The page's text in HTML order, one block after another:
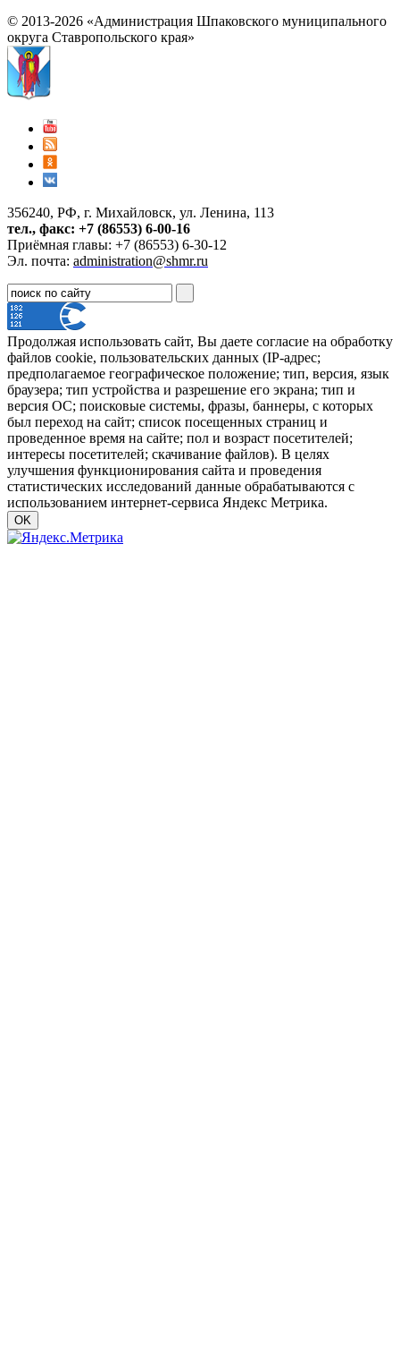
© 2013-2026 «Администрация Шпаковского муниципального
округа Ставропольского края»
356240, РФ, г. Михайловск, ул. Ленина, 113
тел., факс: +7 (86553) 6-00-16
Приёмная главы: +7 (86553) 6-30-12
Эл. почта: administration@shmr.ru
Продолжая использовать сайт, Вы даете согласие на обработку
файлов cookie, пользовательских данных (IP-адрес;
предполагаемое географическое положение; тип, версия, язык
браузера; тип устройства и разрешение его экрана; тип и
версия ОС; поисковые системы, фразы, баннеры, с которых
был переход на сайт; список посещенных страниц и
проведенное время на сайте; пол и возраст посетителей;
интересы посетителей; скачивание файлов). В целях
улучшения функционирования сайта и проведения
статистических исследований данные обрабатываются с
использованием интернет-сервиса Яндекс Метрика.
OK